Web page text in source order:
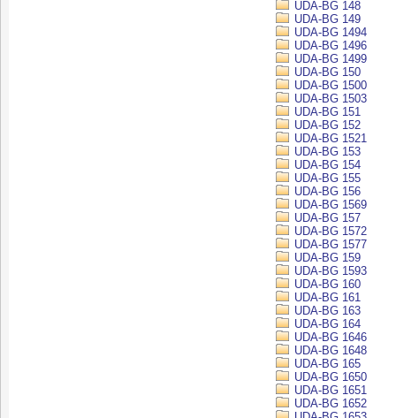
UDA-BG 148
UDA-BG 149
UDA-BG 1494
UDA-BG 1496
UDA-BG 1499
UDA-BG 150
UDA-BG 1500
UDA-BG 1503
UDA-BG 151
UDA-BG 152
UDA-BG 1521
UDA-BG 153
UDA-BG 154
UDA-BG 155
UDA-BG 156
UDA-BG 1569
UDA-BG 157
UDA-BG 1572
UDA-BG 1577
UDA-BG 159
UDA-BG 1593
UDA-BG 160
UDA-BG 161
UDA-BG 163
UDA-BG 164
UDA-BG 1646
UDA-BG 1648
UDA-BG 165
UDA-BG 1650
UDA-BG 1651
UDA-BG 1652